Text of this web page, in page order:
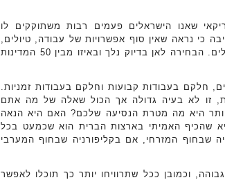
שאנו הישראלים פעמים רבות משתוקקים לו
כי נראה שאין סוף אפשרויות של עבודה, טיולים,
אנשים, אוכל, טעמים וריחות שמצפים לנו מעבר לים. הבחירה לאן בדיוק נלך ובאיזו מבין 50 המדינות
חלקם בעבודות קבועות וחלקם בעבודות זמניות.
זו לא בעיה גדולה אך הכול שאלה של מה אתם
היא מה מטרת הנסיעה שלכם? האם היא הנאה
שהכיף האמיתי בארצות הברית הוא שכמעט בכל
שבחוף המזרחי, אם בקליפורניה שבחוף המערבי
וכמובן ככל שתרוויחו יותר כך תוכלו לאפשר